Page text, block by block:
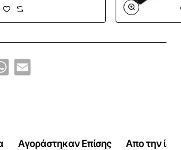
WhatsApp
Email
Αγοράστηκαν Επίσης Απο την